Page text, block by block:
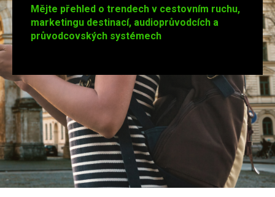
Mějte přehled o trendech v cestovním ruchu,
marketingu destinací, audioprůvodcích a
průvodcovských systémech